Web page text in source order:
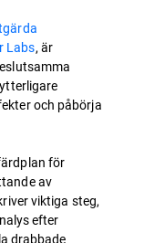
Labs, är
och påbörja
för
av
viktiga steg,
efter
drabbade